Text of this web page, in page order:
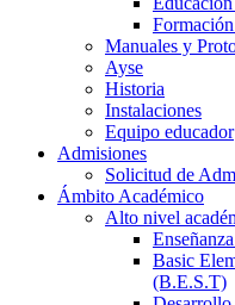
Manuales y
Ayse
Historia
Instalaciones
Equipo educador
Admisiones
Solicitud de
Ámbito Académico
Alto nivel
Basic
(B.E.S.T)